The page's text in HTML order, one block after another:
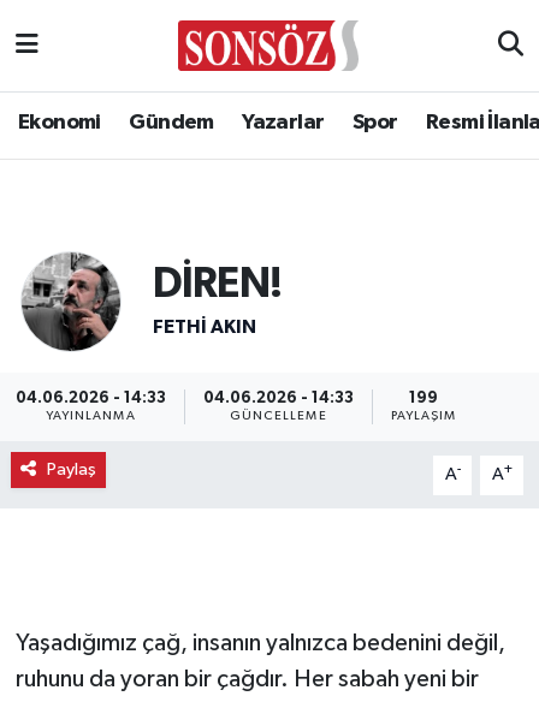
Ekonomi Gündem Yazarlar Spor Resmi
DİREN!
FETHI AKIN
04.06.2026 - 14:33
YAYINLANMA
04.06.2026 - 14:33
GÜNCELLEME
199
PAYLAŞIM
Paylaş A- A+
Yaşadığımız çağ, insanın yalnızca bedenini değil,
ruhunu da yoran bir çağdır. Her sabah yeni bir